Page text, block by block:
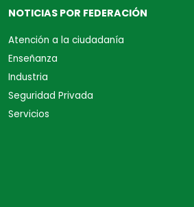
NOTICIAS POR FEDERACIÓN
Atención a la ciudadanía
Enseñanza
Industria
Seguridad Privada
Servicios